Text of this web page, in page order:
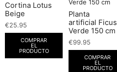
Cortina Lotus
Beige
€25.95
COMPRAR
EL
PRODUCTO
Planta
artificial Ficus
Verde 150 cm
€99.95
COMPRAR
EL
PRODUCTO